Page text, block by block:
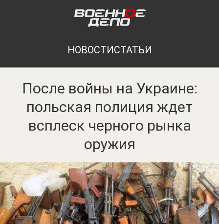
НОВОСТИСТАТЬИ
После войны на Украине:
польская полиция ждет
всплеск черного рынка
оружия